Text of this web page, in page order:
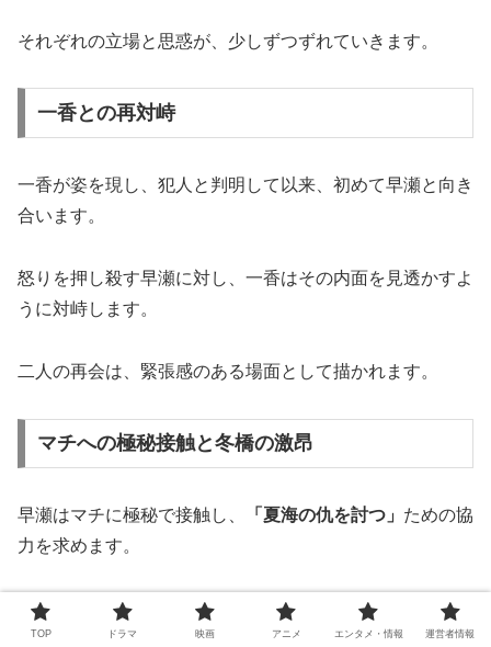
それぞれの立場と思惑が、少しずつずれていきます。
一香との再対峙
一香が姿を現し、犯人と判明して以来、初めて早瀬と向き
合います。
怒りを押し殺す早瀬に対し、一香はその内面を見透かすよ
うに対峙します。
二人の再会は、緊張感のある場面として描かれます。
マチへの極秘接触と冬橋の激昂
早瀬はマチに極秘で接触し、 「夏海の仇を討つ」 ための協
力を求めます。
一香の足取りを追う中で浮かび上がった情報を携え、早瀬
は冬橋にも接触します。
TOP ドラマ 映画 アニメ エンタメ・情報 運営者情報